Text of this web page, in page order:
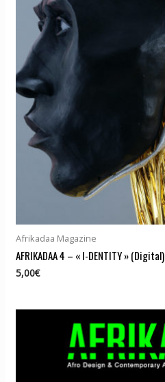
Afrikadaa Magazine
AFRIKADAA 4 – « I-DENTITY » (Digital)
5,00€